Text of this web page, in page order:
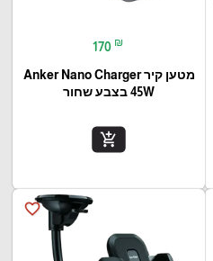
170 ₪
מטען קיר Anker Nano Charger
45W בצבע שחור
add_shopping_cart
favorite_border